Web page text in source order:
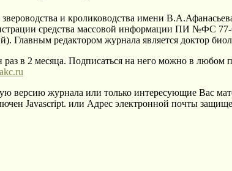
и кролиководства имени
средства массовой информации ПИ №ФС
Главным редактором журнала является доктор
в 2 месяца. Подписаться на него можно в
версию журнала или только интересующие Вас
Javascript. или Адрес электронной почты